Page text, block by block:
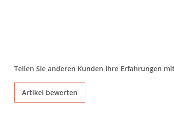
Teilen Sie anderen Kunden Ihre Erfahrungen
Artikel bewerten